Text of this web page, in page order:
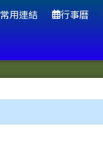
常用連結 行事曆